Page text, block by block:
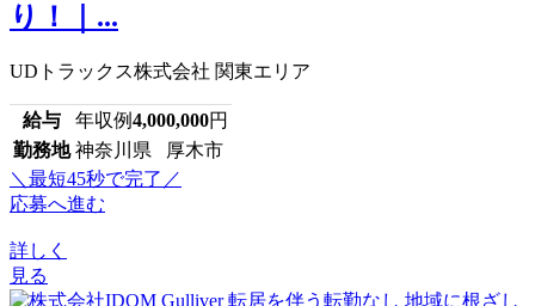
り！｜...
UDトラックス株式会社 関東エリア
給与 年収例4,000,000円
勤務地 神奈川県 厚木市
＼最短45秒で完了／
応募へ進む
詳しく
見る